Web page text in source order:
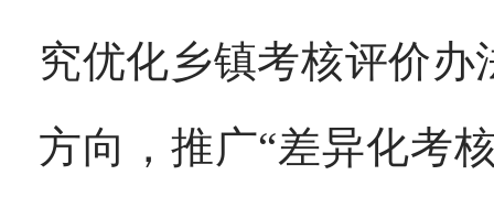
究优化乡镇考核评价
方向，推广“差异化考